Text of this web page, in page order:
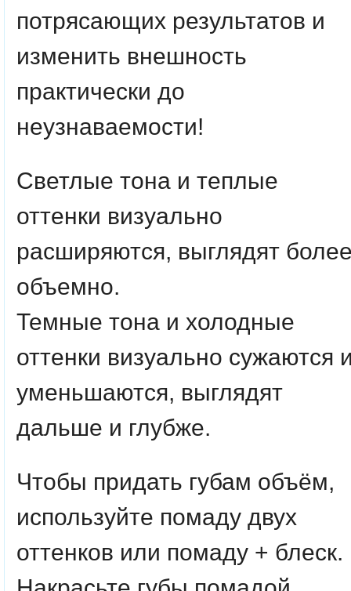
потрясающих результатов и
изменить внешность
практически до
неузнаваемости!
Светлые тона и теплые
оттенки визуально
расширяются, выглядят
объемно.
Темные тона и холодные
оттенки визуально сужаются
уменьшаются, выглядят
дальше и глубже.
Чтобы придать губам объём,
используйте помаду двух
оттенков или помаду + блеск.